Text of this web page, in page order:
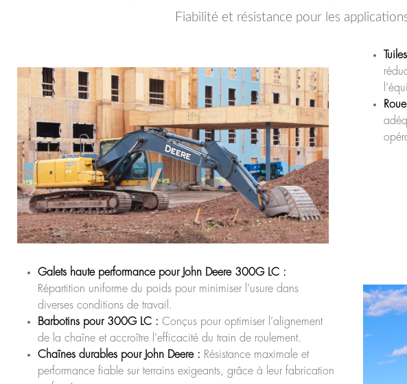
Fiabilité et résistance pour les
Galets haute performance pour John Deere 300G LC :
Répartition uniforme du poids pour minimiser l’usure dans
diverses conditions de travail.
Barbotins pour 300G LC : Conçus pour optimiser l’alignement
de la chaîne et accroître l’efficacité du train de roulement.
Chaînes durables pour John Deere : Résistance maximale et
performance fiable sur terrains exigeants, grâce à leur fabrication